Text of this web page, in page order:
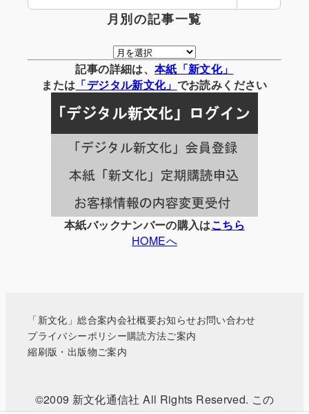
月別の記事一覧
月
別
の
事
一
覧
記事の詳細は、 本紙「新文化」
または 「デジタル新文化」 でお読みください
本紙バックナンバーの購入はこちら
HOMEへ
「新文化」総合案内会社概要お知らせお問い合わせ
プライバシーポリシー購読方法ご案内
縮刷版・出版物ご案内
©2009 新文化通信社 All Rights Reserved. この